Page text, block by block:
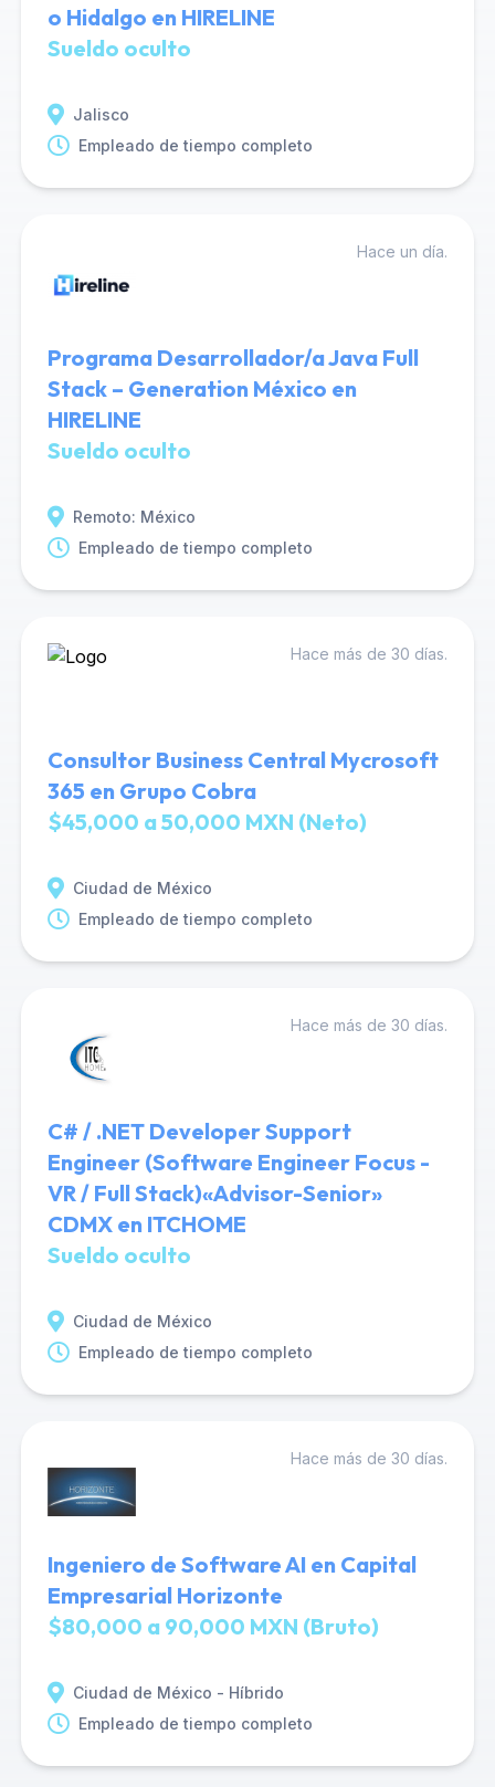
o Hidalgo en HIRELINE
Sueldo oculto
Jalisco
Empleado de tiempo completo
Hace un día.
Programa Desarrollador/a Java Full
Stack – Generation México en
HIRELINE
Sueldo oculto
Remoto: México
Empleado de tiempo completo
Hace más de 30 días.
Consultor Business Central Mycrosoft
365 en Grupo Cobra
$45,000 a 50,000 MXN (Neto)
Ciudad de México
Empleado de tiempo completo
Hace más de 30 días.
C# / .NET Developer Support
Engineer (Software Engineer Focus -
VR / Full Stack)«Advisor-Senior»
CDMX en ITCHOME
Sueldo oculto
Ciudad de México
Empleado de tiempo completo
Hace más de 30 días.
Ingeniero de Software AI en Capital
Empresarial Horizonte
$80,000 a 90,000 MXN (Bruto)
Ciudad de México - Híbrido
Empleado de tiempo completo